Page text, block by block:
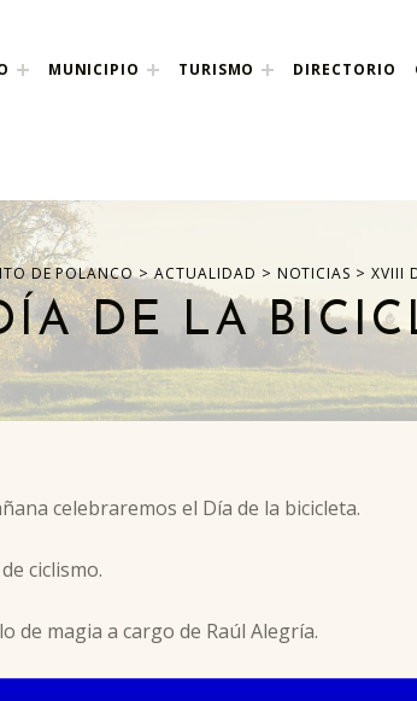
MUNICIPIO TURISMO DIRECTORIO
DE POLANCO>ACTUALIDAD > NOTICIAS >XVIII
DE LA
celebraremos el Día de la bicicleta.
ciclismo.
de magia a cargo de Raúl Alegría.